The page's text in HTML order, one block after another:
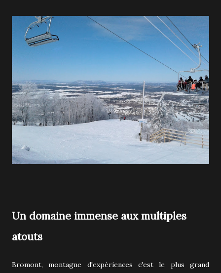
Un domaine immense aux multiples
atouts
Bromont, montagne d'expériences c'est le plus grand